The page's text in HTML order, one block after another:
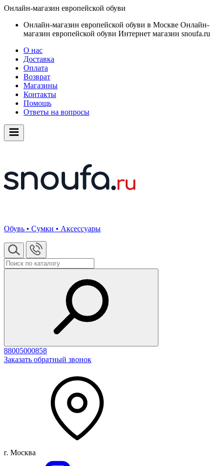
Онлайн-магазин европейской обуви
Онлайн-магазин европейской обуви в Москве Онлайн-
магазин европейской обуви Интернет магазин snoufa.ru
О нас
Доставка
Оплата
Возврат
Магазины
Контакты
Помощь
Ответы на вопросы
Обувь • Сумки • Аксессуары
88005000858
Заказать обратный звонок
г. Москва